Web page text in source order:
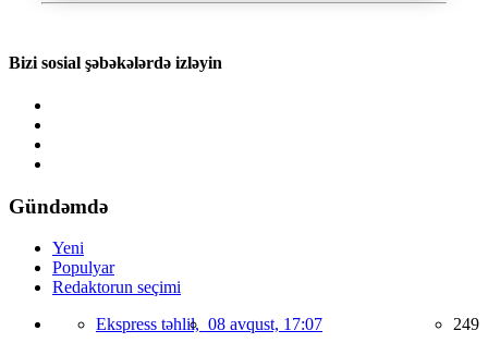
Bizi sosial şəbəkələrdə izləyin
Gündəmdə
Yeni
Populyar
Redaktorun seçimi
Ekspress təhlil, 08 avqust, 17:07 249